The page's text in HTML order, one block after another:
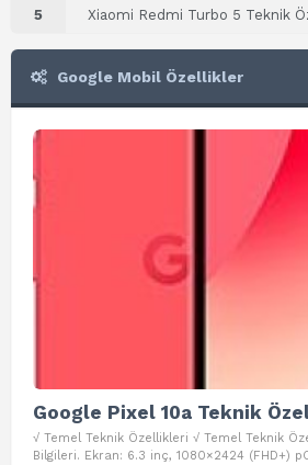
5 Xiaomi Redmi Turbo 5 Teknik
Google Mobil Özellikler
Google Pixel 10a Teknik
√ Temel Teknik Özellikleri √ Temel Teknik
Bilgileri. Ekran: 6.3 inç, 1080×2424 (FHD+)